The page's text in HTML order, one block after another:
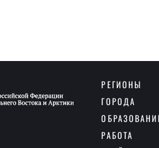
РЕГИОНЫ
ГОРОДА
РАБОТА